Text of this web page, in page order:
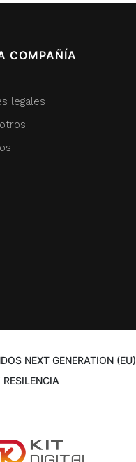
COMPAÑÍA
legales
NEXT GENERATION (EU)